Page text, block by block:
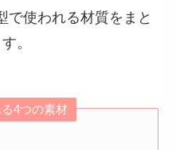
で使われる材質をまと
。
4つの素材